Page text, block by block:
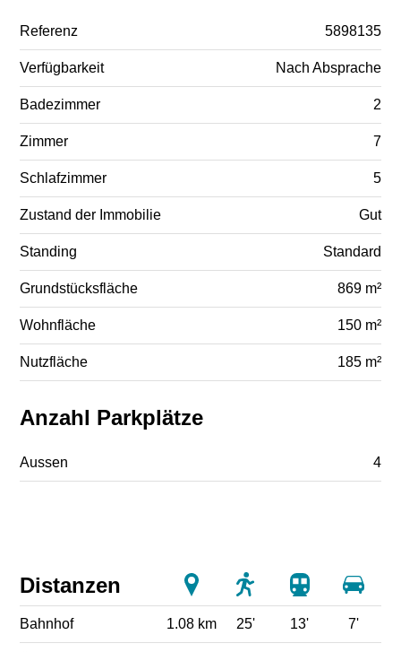
Distanzen
Bahnhof 1.08 km 25' 13' 7'
Referenz 5898135
Verfügbarkeit Nach Absprache
Badezimmer 2
Zimmer 7
Schlafzimmer 5
Zustand der Immobilie Gut
Standing Standard
Grundstücksfläche 869 m²
Wohnfläche 150 m²
Nutzfläche 185 m²
Anzahl Parkplätze
Aussen 4